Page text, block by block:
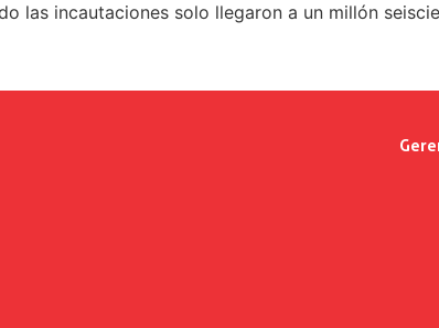
las incautaciones solo llegaron a un millón